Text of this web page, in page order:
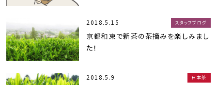
2018.5.15 スタッフブログ
京都和束で新茶の茶摘みを楽しみまし
た！
2018.5.9 日本茶